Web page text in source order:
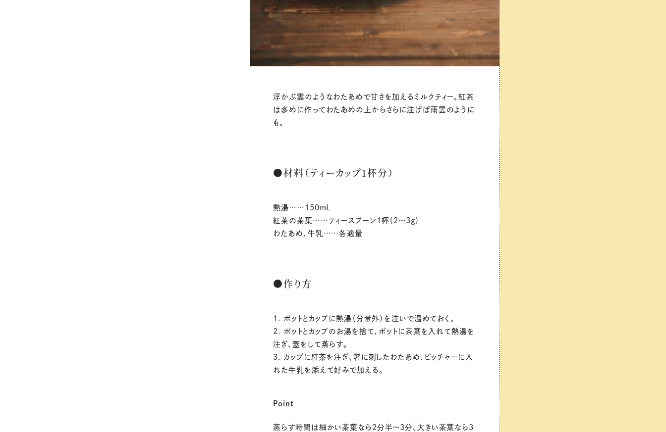
浮かぶ雲のようなわたあめで甘さを加えるミルクティー。紅茶
は多めに作ってわたあめの上からさらに注げば雨雲のように
も。
●材料（ティーカップ1杯分）
熱湯……150mL
紅茶の茶葉……ティースプーン1杯（2～3g）
わたあめ、牛乳……各適量
●作り方
1. ポットとカップに熱湯（分量外）を注いで温めておく。
2. ポットとカップのお湯を捨て、ポットに茶葉を入れて熱湯を
注ぎ、蓋をして蒸らす。
3. カップに紅茶を注ぎ、箸に刺したわたあめ、ピッチャーに入
れた牛乳を添えて好みで加える。
Point
蒸らす時間は細かい茶葉なら2分半～3分、大きい茶葉なら3